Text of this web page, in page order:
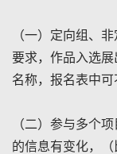
（一）定向组、
要求，作品入选
名称，报名表中可
（二）参与多个
的信息有变化，（